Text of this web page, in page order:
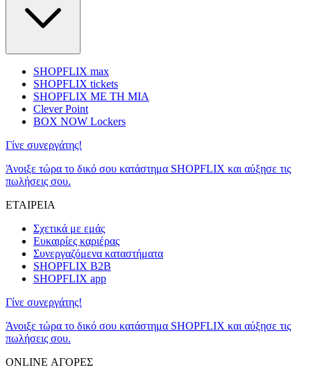
SHOPFLIX max
SHOPFLIX tickets
SHOPFLIX ΜΕ ΤΗ ΜΙΑ
Clever Point
BOX NOW Lockers
Γίνε συνεργάτης!
Άνοιξε τώρα το δικό σου κατάστημα SHOPFLIX και αύξησε τις
πωλήσεις σου.
ΕΤΑΙΡΕΙΑ
Σχετικά με εμάς
Ευκαιρίες καριέρας
Συνεργαζόμενα καταστήματα
SHOPFLIX B2B
SHOPFLIX app
Γίνε συνεργάτης!
Άνοιξε τώρα το δικό σου κατάστημα SHOPFLIX και αύξησε τις
πωλήσεις σου.
ONLINE ΑΓΟΡΕΣ